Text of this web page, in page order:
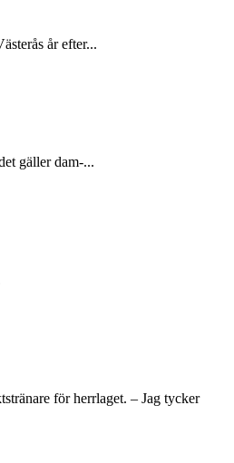
år efter...
gäller dam-...
för herrlaget. – Jag tycker